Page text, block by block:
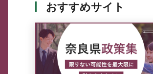
おすすめサイト